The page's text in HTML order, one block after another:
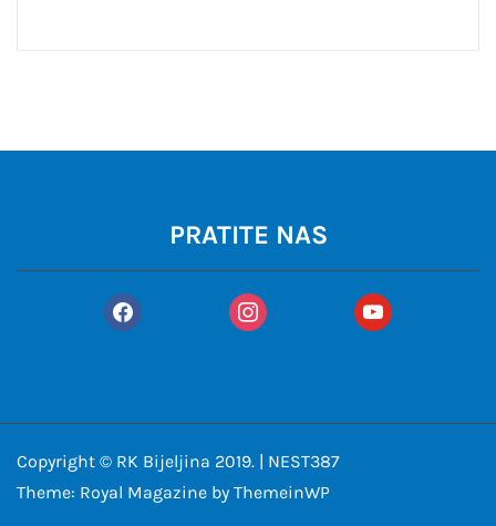
PRATITE NAS
facebook instagram youtube
Copyright © RK Bijeljina 2019. | NEST387
Theme: Royal Magazine by ThemeinWP